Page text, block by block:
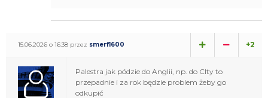
15.06.2026 o 16:38 przez smerf1600 +2
Palestra jak pódzie do Anglii, np. do CIty to
przepadnie i za rok będzie problem żeby go
odkupić